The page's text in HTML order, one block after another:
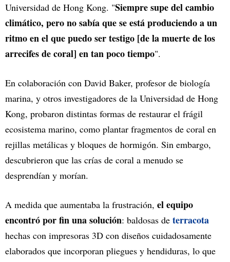
Universidad de Hong Kong. "Siempre supe del cambio
climático, pero no sabía que se está produciendo a un
ritmo en el que puedo ser testigo [de la muerte de los
arrecifes de coral] en tan poco tiempo".
En colaboración con David Baker, profesor de biología
marina, y otros investigadores de la Universidad de Hong
Kong, probaron distintas formas de restaurar el frágil
ecosistema marino, como plantar fragmentos de coral en
rejillas metálicas y bloques de hormigón. Sin embargo,
descubrieron que las crías de coral a menudo se
desprendían y morían.
A medida que aumentaba la frustración, el equipo
encontró por fin una solución: baldosas de terracota
hechas con impresoras 3D con diseños cuidadosamente
elaborados que incorporan pliegues y hendiduras, lo que